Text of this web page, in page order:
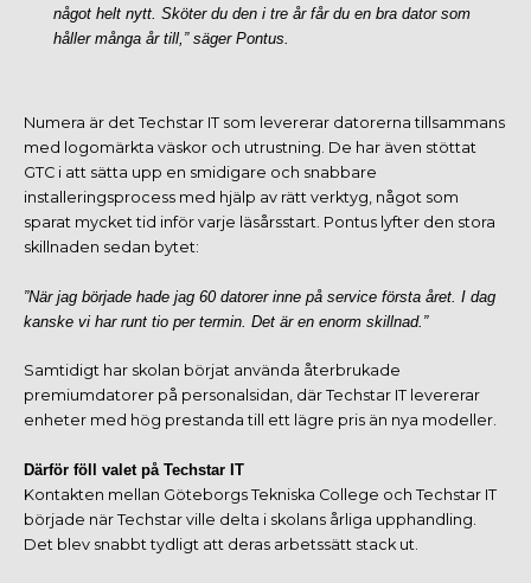
något helt nytt. Sköter du den i tre år får du en bra dator som
håller många år till,” säger Pontus.
Numera är det Techstar IT som levererar datorerna tillsammans
med logomärkta väskor och utrustning. De har även stöttat
GTC i att sätta upp en smidigare och snabbare
installeringsprocess med hjälp av rätt verktyg, något som
sparat mycket tid inför varje läsårsstart. Pontus lyfter den stora
skillnaden sedan bytet:
”När jag började hade jag 60 datorer inne på service första året. I dag
kanske vi har runt tio per termin. Det är en enorm skillnad.”
Samtidigt har skolan börjat använda återbrukade
premiumdatorer på personalsidan, där Techstar IT levererar
enheter med hög prestanda till ett lägre pris än nya modeller.
Därför föll valet på Techstar IT
Kontakten mellan Göteborgs Tekniska College och Techstar IT
började när Techstar ville delta i skolans årliga upphandling.
Det blev snabbt tydligt att deras arbetssätt stack ut.